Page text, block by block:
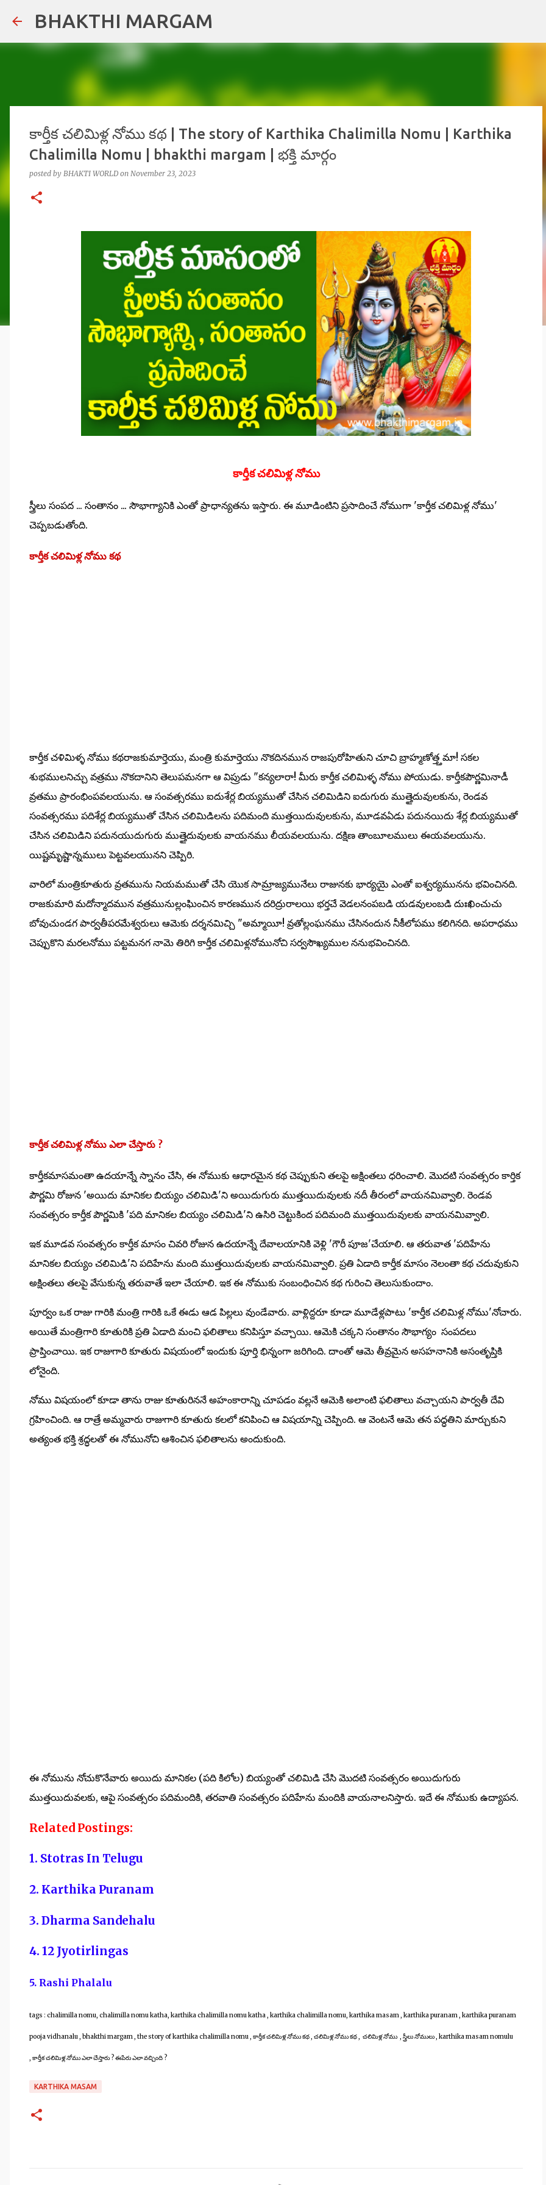
BHAKTHI MARGAM
కార్తీక చలిమిళ్ల నోము కథ | The story of Karthika Chalimilla Nomu | Karthika
Chalimilla Nomu | bhakthi margam | భక్తి మార్గం
posted by BHAKTI WORLD on November 23, 2023
కార్తీక చలిమిళ్ల నోము
స్త్రీలు సంపద ... సంతానం ... సౌభాగ్యానికి ఎంతో ప్రాధాన్యతను ఇస్తారు. ఈ మూడింటిని ప్రసాదించే నోముగా 'కార్తీక చలిమిళ్ల నోము'
చెప్పబడుతోంది.
కార్తీక చలిమిళ్ల నోము కథ
కార్తీక చళిమిళ్ళ నోము కథరాజకుమార్తెయు, మంత్రి కుమార్తెయు నొకదినమున రాజపురోహితుని చూచి బ్రాహ్మణోత్త్తమా! సకల
శుభములనిచ్చు వత్రము నొకదానిని తెలుపమనగా ఆ విప్రుడు "కన్యలారా! మీరు కార్తీక చలిమిళ్ళ నోము పోయుడు. కార్తీకపౌర్ణమినాడీ
వ్రతము ప్రారంభింపవలయును. ఆ సంవత్సరము ఐదుశేర్ల బియ్యముతో చేసిన చలిమిడిని ఐదుగురు ముత్తైదువులకును, రెండవ
సంవత్సరము పదిశేర్ల బియ్యముతో చేసిన చలిమిడిలను పదిమంది ముత్తయిదువులకును, మూడవఏడు పదునయిదు శేర్ల బియ్యముతో
చేసిన చలిమిడిని పదునయుదుగురు ముత్తైదువులకు వాయనము లీయవలయును. దక్షిణ తాంబూలములు ఈయవలయును.
యిష్టమృష్టాన్నములు పెట్టవలయునని చెప్పిరి.
వారిలో మంత్రికూతురు వ్రతమును నియమముతో చేసి యొక సామ్రాజ్యమునేలు రాజునకు భార్యయై ఎంతో ఐశ్వర్యమునను భవించినది.
రాజకుమారి మదోన్మాదమున వత్రమునుల్లంఘించిన కారణమున దరిద్రురాలయి భర్తచే వెడలనంపబడి యడవులంబడి దుఃఖించుచు
బోవుచుండగ పార్వతీపరమేశ్వరులు ఆమెకు దర్శనమిచ్చి "అమ్మాయీ! వ్రతోల్లంఘనము చేసినందున నీకీలోపము కలిగినది. అపరాధము
చెప్పుకొని మరలనోము పట్టమనగ నామె తిరిగి కార్తీక చలిమిళ్లనోమునోచి సర్వసౌఖ్యముల ననుభవించినది.
కార్తీక చలిమిళ్ల నోము ఎలా చేస్తారు ?
కార్తీకమాసమంతా ఉదయాన్నే స్నానం చేసి, ఈ నోముకు ఆధారమైన కథ చెప్పుకుని తలపై అక్షింతలు ధరించాలి. మొదటి సంవత్సరం కార్తిక
పౌర్ణమి రోజున 'అయిదు మానికల బియ్యం చలిమిడి'ని అయిదుగురు ముత్తయిదువులకు నదీ తీరంలో వాయనమివ్వాలి. రెండవ
సంవత్సరం కార్తీక పౌర్ణమికి 'పది మానికల బియ్యం చలిమిడి'ని ఉసిరి చెట్టుకింద పదిమంది ముత్తయిదువులకు వాయనమివ్వాలి.
ఇక మూడవ సంవత్సరం కార్తీక మాసం చివరి రోజున ఉదయాన్నే దేవాలయానికి వెళ్లి 'గౌరీ పూజ'చేయాలి. ఆ తరువాత 'పదిహేను
మానికల బియ్యం చలిమిడి'ని పదిహేను మంది ముత్తయిదువులకు వాయనమివ్వాలి. ప్రతి ఏడాది కార్తీక మాసం నెలంతా కథ చదువుకుని
అక్షింతలు తలపై వేసుకున్న తరువాతే ఇలా చేయాలి. ఇక ఈ నోముకు సంబంధించిన కథ గురించి తెలుసుకుందాం.
పూర్వం ఒక రాజు గారికి మంత్రి గారికి ఒకే ఈడు ఆడ పిల్లలు వుండేవారు. వాళ్లిద్దరూ కూడా మూడేళ్లపాటు 'కార్తీక చలిమిళ్ల నోము'నోచారు.
అయితే మంత్రిగారి కూతురికి ప్రతి ఏడాది మంచి ఫలితాలు కనిపిస్తూ వచ్చాయి. ఆమెకి చక్కని సంతానం సౌభాగ్యం సంపదలు
ప్రాప్తించాయి. ఇక రాజుగారి కూతురు విషయంలో ఇందుకు పూర్తి భిన్నంగా జరిగింది. దాంతో ఆమె తీవ్రమైన అసహనానికి అసంతృప్తికి
లోనైంది.
నోము విషయంలో కూడా తాను రాజు కూతురిననే అహంకారాన్ని చూపడం వల్లనే ఆమెకి అలాంటి ఫలితాలు వచ్చాయని పార్వతీ దేవి
గ్రహించింది. ఆ రాత్రే అమ్మవారు రాజుగారి కూతురు కలలో కనిపించి ఆ విషయాన్ని చెప్పింది. ఆ వెంటనే ఆమె తన పద్ధతిని మార్చుకుని
అత్యంత భక్తి శ్రద్ధలతో ఈ నోమునోచి ఆశించిన ఫలితాలను అందుకుంది.
ఈ నోమును నోచుకొనేవారు అయిదు మానికల (పది కిలోల) బియ్యంతో చలిమిడి చేసి మొదటి సంవత్సరం అయిదుగురు
ముత్తయిదువలకు, ఆపై సంవత్సరం పదిమందికి, తరవాతి సంవత్సరం పదిహేను మందికి వాయనాలనిస్తారు. ఇదే ఈ నోముకు ఉద్యాపన.
Related Postings:
1. Stotras In Telugu
2. Karthika Puranam
3. Dharma Sandehalu
4. 12 Jyotirlingas
5. Rashi Phalalu
tags : chalimilla nomu, chalimilla nomu katha, karthika chalimilla nomu katha , karthika chalimilla nomu, karthika masam , karthika puranam , karthika puranam
pooja vidhanalu , bhakthi margam , the story of karthika chalimilla nomu , కార్తీక చలిమిళ్ల నోము కథ , చలిమిళ్ల నోము కథ , చలిమిళ్ల నోము , స్త్రీలు నోములు , karthika masam nomulu
, కార్తీక చలిమిళ్ల నోము ఎలా చేస్తారు ? ఈపేరు ఎలా వచ్చింది ?
KARTHIKA MASAM